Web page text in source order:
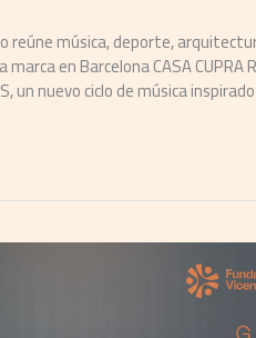
reúne música, deporte,
marca en Barcelona CASA
un nuevo ciclo de música